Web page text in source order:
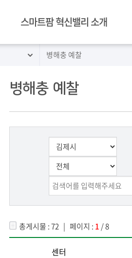
스마트팜 혁신밸리 소개
인사말
혁신밸리 구축
혁신밸리 이용 안내
시설 안내
임대 안내
교육 안내
빅데이터센터 소개
찾아오시는길
병해충 예찰
병해충 예찰
총게시물 : 72 | 페이지 : 1 / 8
센터